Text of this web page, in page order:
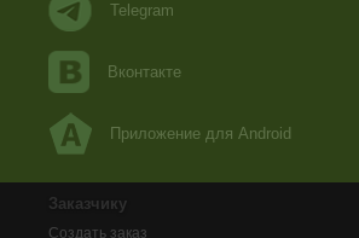
Telegram
Вконтакте
Приложение для Android
Заказчику
Создать заказ